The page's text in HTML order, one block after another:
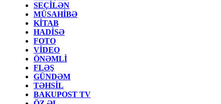
SEÇİLƏN
MÜSAHİBƏ
KİTAB
HADİSƏ
FOTO
VİDEO
ÖNƏMLİ
FLƏŞ
GÜNDƏM
TƏHSİL
BAKUPOST TV